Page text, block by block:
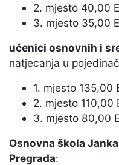
2. mjesto 40,00
3. mjesto 35,00
učenici osnovnih i
natjecanja u
1. mjesto 135,00
2. mjesto 110,00
3. mjesto 80,00
Osnovna škola
Pregrada: